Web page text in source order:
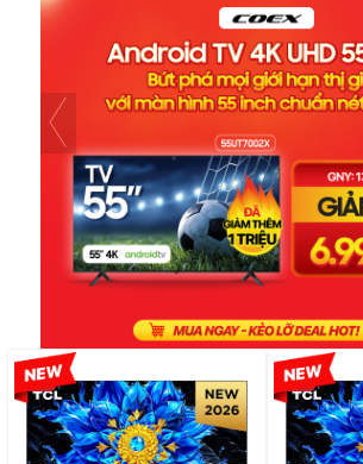
-5% -4%